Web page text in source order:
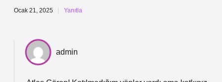
Ocak 21, 2025 Yanıtla
admin